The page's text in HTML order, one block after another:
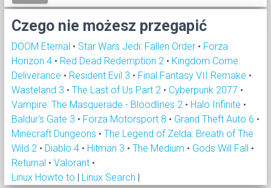
Czego nie możesz przegapić
DOOM Eternal • Star Wars Jedi: Fallen Order • Forza
Horizon 4 • Red Dead Redemption 2 • Kingdom Come:
Deliverance • Resident Evil 3 • Final Fantasy VII Remake •
Wasteland 3 • The Last of Us Part 2 • Cyberpunk 2077 •
Vampire: The Masquerade - Bloodlines 2 • Halo Infinite •
Baldur's Gate 3 • Forza Motorsport 8 • Grand Theft Auto 6 •
Minecraft Dungeons • The Legend of Zelda: Breath of The
Wild 2 • Diablo 4 • Hitman 3 • The Medium • Gods Will Fall •
Returnal • Valorant •
Linux Howto to | Linux Search |